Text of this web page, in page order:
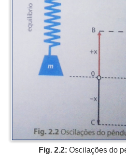
Fig. 2.2: Oscilações do